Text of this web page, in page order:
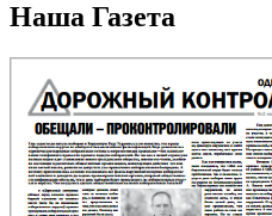
Наша Газета